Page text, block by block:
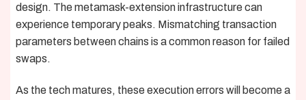
design. The metamask-extension infrastructure can
experience temporary peaks. Mismatching transaction
parameters between chains is a common reason for failed
swaps.
As the tech matures, these execution errors will become a